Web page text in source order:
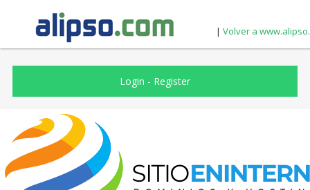
| Volver a
Login - Register